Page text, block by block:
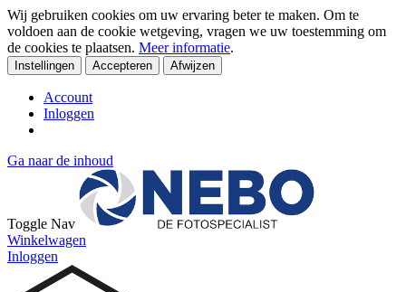
Wij gebruiken cookies om uw ervaring beter te maken. Om te
voldoen aan de cookie wetgeving, vragen we uw toestemming om
de cookies te plaatsen. Meer informatie.
Instellingen Accepteren Afwijzen
Account
Inloggen
Ga naar de inhoud
Toggle Nav
Winkelwagen
Inloggen